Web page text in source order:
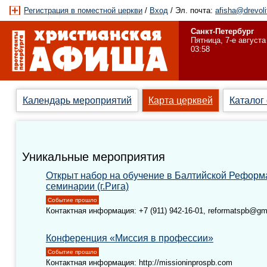
Регистрация в поместной церкви / Вход / Эл. почта:
Санкт-Петербург
Пятница, 7-е августа
03:58
Календарь мероприятий Карта церквей
Уникальные мероприятия
Открыт набор на обучение в Балтийской
семинарии (г.Рига)
Событие прошло
Контактная информация: +7 (911) 942-16-01,
Конференция «Миссия в профессии»
Событие прошло
Контактная информация: http://missioninprospb.com